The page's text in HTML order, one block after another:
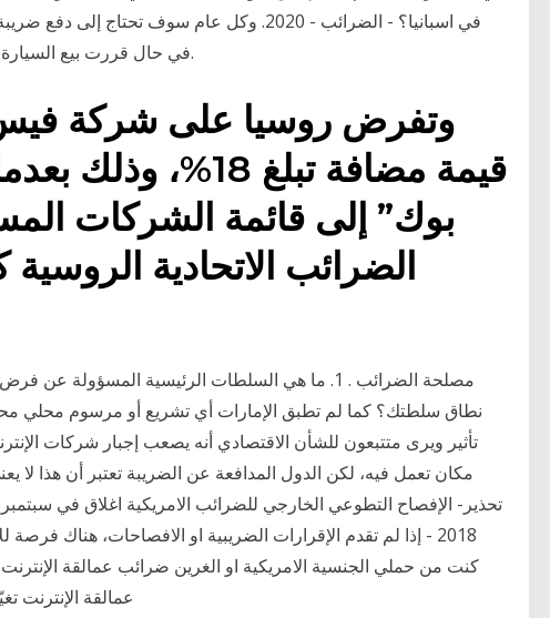
في حال قررت بيع السيارة ، ستحتاج أيضًا إلى دفع ضريبة الدخل.
وتفرض روسيا على شركة
قيمة مضافة تبلغ
بوك” إلى قائمة الشركات
الضرائب الاتحادية
مصلحة الضرائب . 1. ما هي السلطات الرئيسية
نطاق سلطتك؟ كما لم تطبق الإمارات أي تشريع أو مرسوم محلي
تأثير ويرى متتبعون للشأن الاقتصادي أنه يصعب إجبار شركات
مكان تعمل فيه، لكن الدول المدافعة عن الضريبة تعتبر أن هذا
2018 - إذا لم تقدم الإقرارات الضريبية او الافصاحات، هناك
كنت من حملي الجنسية الامريكية او الغرين ضرائب عمالقة
عمالقة الإنترنت